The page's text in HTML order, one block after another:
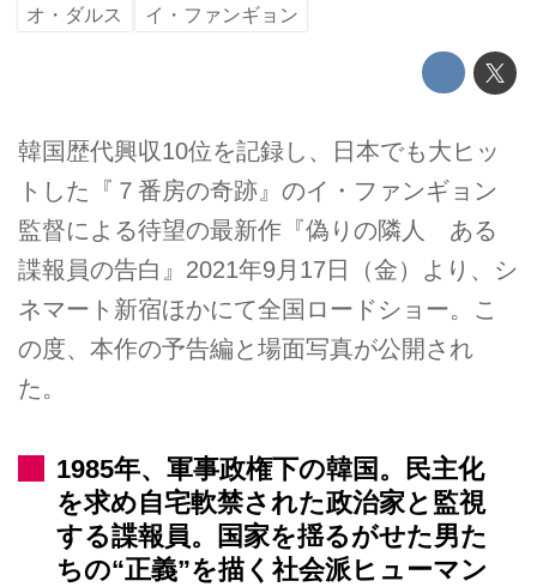
オ・ダルス
イ・ファンギョン
韓国歴代興収10位を記録し、日本でも大ヒッ
トした『７番房の奇跡』のイ・ファンギョン
監督による待望の最新作『偽りの隣人 ある
諜報員の告白』2021年9月17日（金）より、シ
ネマート新宿ほかにて全国ロードショー。こ
の度、本作の予告編と場面写真が公開され
た。
1985年、軍事政権下の韓国。民主化
を求め自宅軟禁された政治家と監視
する諜報員。国家を揺るがせた男た
ちの“正義”を描く社会派ヒューマン